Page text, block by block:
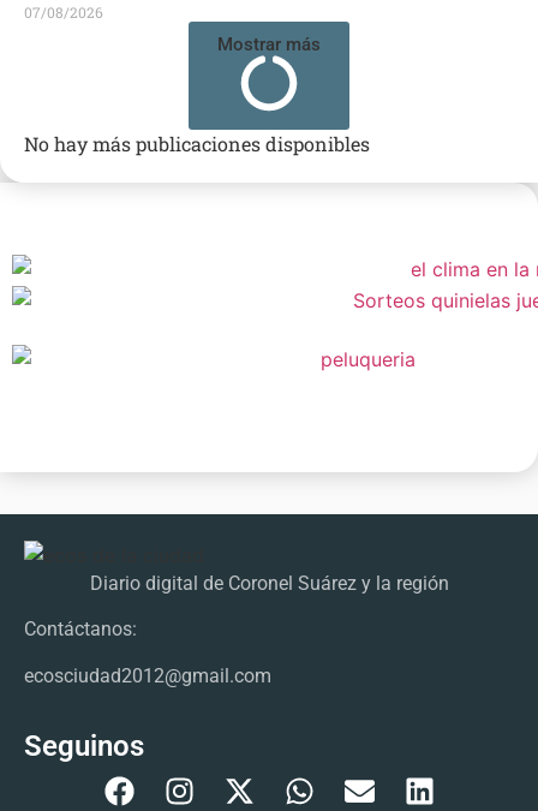
07/08/2026
Mostrar más
No hay más publicaciones disponibles
Diario digital de Coronel Suárez y la región
Contáctanos:
ecosciudad2012@gmail.com
Seguinos